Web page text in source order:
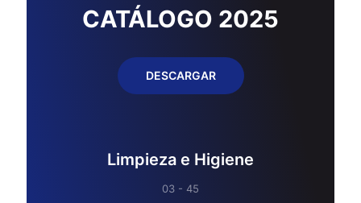
CATÁLOGO 2025
DESCARGAR
Limpieza e Higiene
03 - 45